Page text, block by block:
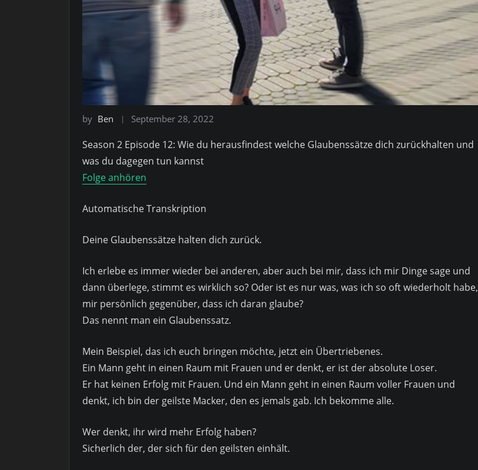
by Ben September 28, 2022
Season 2 Episode 12: Wie du herausfindest welche Glaubenssätze dich zurückhalten und
was du dagegen tun kannst
Folge anhören
Automatische Transkription
Deine Glaubenssätze halten dich zurück.
Ich erlebe es immer wieder bei anderen, aber auch bei mir, dass ich mir Dinge sage und
dann überlege, stimmt es wirklich so? Oder ist es nur was, was ich so oft wiederholt habe,
mir persönlich gegenüber, dass ich daran glaube?
Das nennt man ein Glaubenssatz.
Mein Beispiel, das ich euch bringen möchte, jetzt ein Übertriebenes.
Ein Mann geht in einen Raum mit Frauen und er denkt, er ist der absolute Loser.
Er hat keinen Erfolg mit Frauen. Und ein Mann geht in einen Raum voller Frauen und
denkt, ich bin der geilste Macker, den es jemals gab. Ich bekomme alle.
Wer denkt, ihr wird mehr Erfolg haben?
Sicherlich der, der sich für den geilsten einhält.